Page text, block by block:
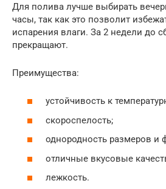
Для полива лучше выбирать
часы, так как это позволит
испарения влаги. За 2 недели до
прекращают.
Преимущества:
устойчивость к
скороспелость;
однородность размеров и
отличные вкусовые
лежкость.